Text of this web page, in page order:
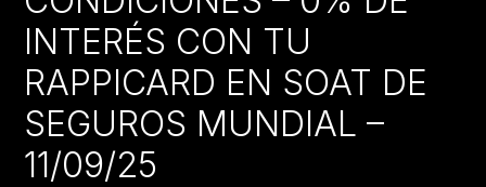
INTERÉS CON TU
RAPPICARD EN SOAT DE
SEGUROS MUNDIAL –
11/09/25